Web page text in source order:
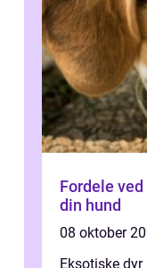
Fordele
din hund
08 oktober
Eksotiske dyr